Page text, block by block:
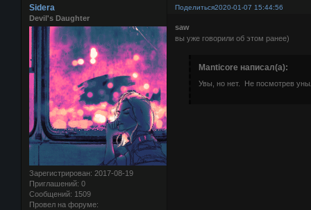
Поделиться2020-01-07 15:44:56
Sidera
Devil's Daughter
Зарегистрирован: 2017-08-19
Приглашений: 0
Сообщений: 1509
Провел на форуме:
saw
вы уже говорили об этом ранее)
Manticore написал(а):
Увы, но нет. Не посмотрев